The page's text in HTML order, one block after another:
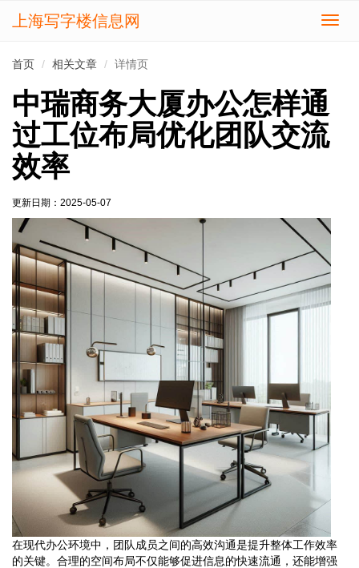
切
上海写字楼信息网
首页 相关文章 详情页
中瑞商务大厦办公怎样通
过工位布局优化团队交流
效率
更新日期： 2025-05-07
在现代办公环境中，团队成员之间的高效沟通是提升整体工作效率
的关键。合理的空间布局不仅能够促进信息的快速流通，还能增强